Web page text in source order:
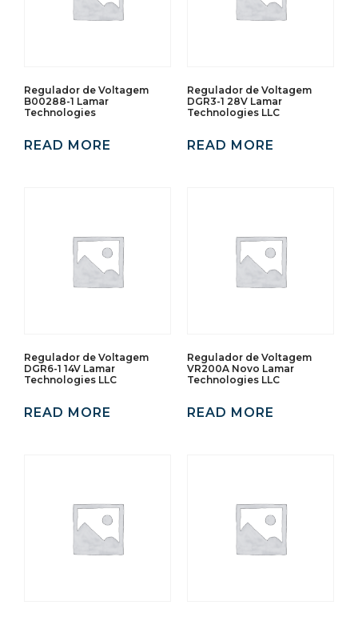
Regulador de Voltagem
B00288-1 Lamar
Technologies
READ MORE
Regulador de Voltagem
DGR3-1 28V Lamar
Technologies LLC
READ MORE
Regulador de Voltagem
DGR6-1 14V Lamar
Technologies LLC
READ MORE
Regulador de Voltagem
VR200A Novo Lamar
Technologies LLC
READ MORE